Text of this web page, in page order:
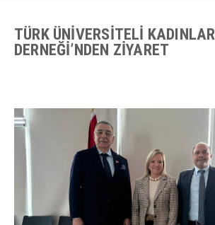
TÜRK ÜNİVERSİTELİ KADINLAR
DERNEĞİ’NDEN ZİYARET